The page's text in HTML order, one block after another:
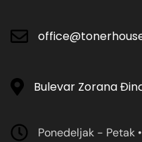
Bulevar Zorana
Ponedeljak - Petak